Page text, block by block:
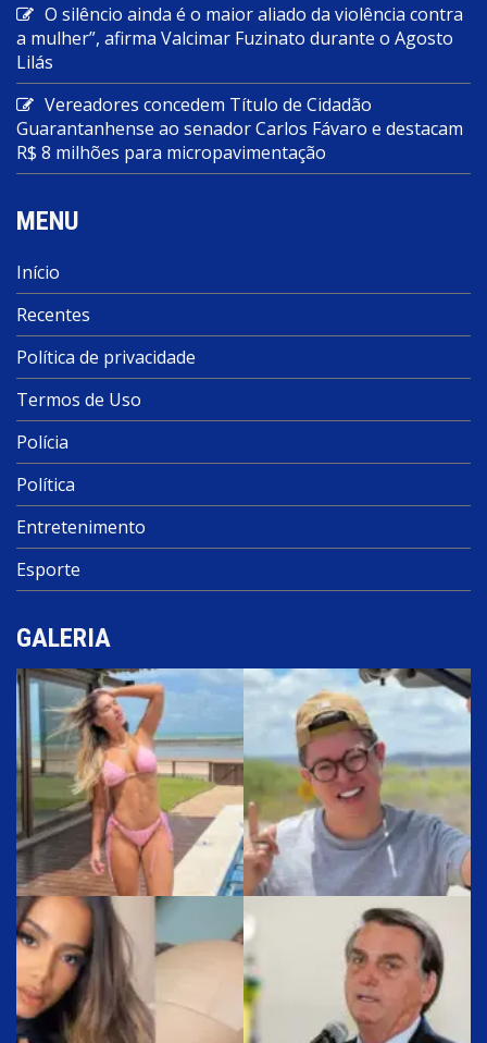
O silêncio ainda é o maior aliado da violência contra
a mulher”, afirma Valcimar Fuzinato durante o Agosto
Lilás
Vereadores concedem Título de Cidadão
Guarantanhense ao senador Carlos Fávaro e destacam
R$ 8 milhões para micropavimentação
MENU
Início
Recentes
Política de privacidade
Termos de Uso
Polícia
Política
Entretenimento
Esporte
GALERIA